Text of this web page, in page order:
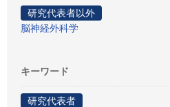
研究代表者以外
脳神経外科学
キーワード
研究代表者